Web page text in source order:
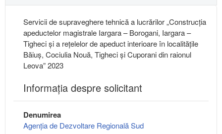
Servicii de supraveghere tehnică a lucrărilor „Construcția
apeductelor magistrale Iargara – Borogani, Iargara –
Tigheci și a rețelelor de apeduct interioare în localitățile
Băiuș, Cociulia Nouă, Tigheci și Cuporani din raionul
Leova” 2023
Informaţia despre solicitant
Denumirea
Agenția de Dezvoltare Regională Sud